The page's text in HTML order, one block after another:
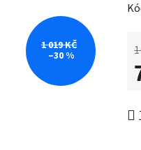
1 019 KČ
–30 %